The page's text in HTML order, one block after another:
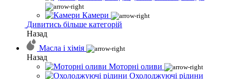
Камери
Дивитись більше категорій
Назад
Масла і хімія
Назад
Моторні оливи
Охолоджуючі рідини